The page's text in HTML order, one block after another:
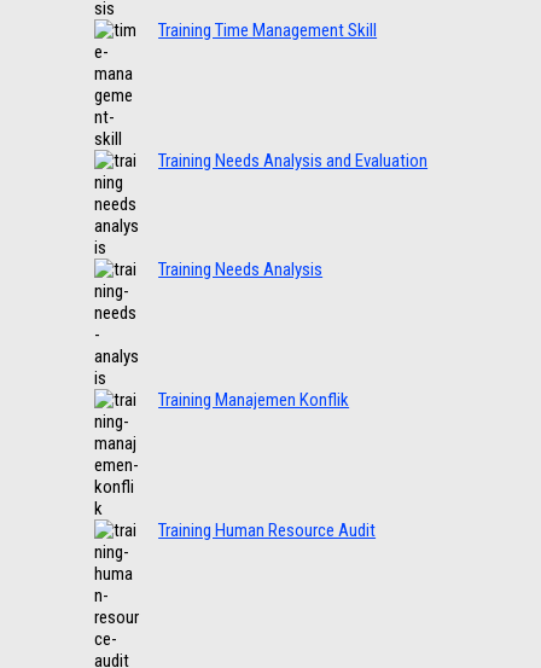
Training Time Management Skill
Training Needs Analysis and Evaluation
Training Needs Analysis
Training Manajemen Konflik
Training Human Resource Audit